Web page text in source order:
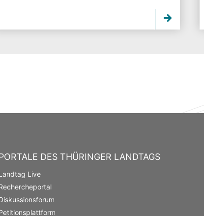
DES THÜRINGER LANDTAGS
Live